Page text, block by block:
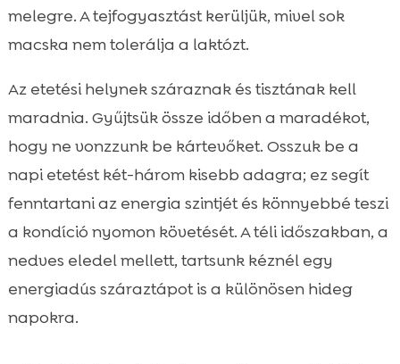
melegre. A tejfogyasztást kerüljük, mivel sok
macska nem tolerálja a laktózt.
Az etetési helynek száraznak és tisztának kell
maradnia. Gyűjtsük össze időben a maradékot,
hogy ne vonzzunk be kártevőket. Osszuk be a
napi etetést két-három kisebb adagra; ez segít
fenntartani az energia szintjét és könnyebbé teszi
a kondíció nyomon követését. A téli időszakban, a
nedves eledel mellett, tartsunk kéznél egy
energiadús száraztápot is a különösen hideg
napokra.